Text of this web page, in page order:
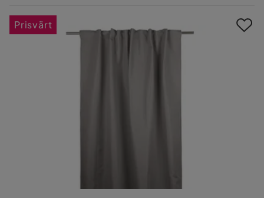
Prisvärt